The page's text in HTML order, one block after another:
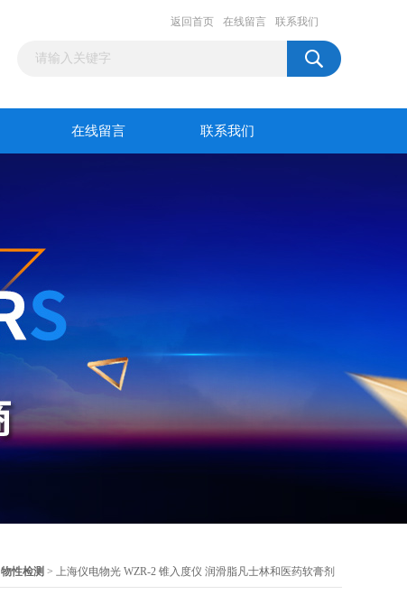
返回首页 在线留言 联系我们
在线留言 联系我们
物性检测 > 上海仪电物光 WZR-2 锥入度仪 润滑脂凡士林和医药软膏剂